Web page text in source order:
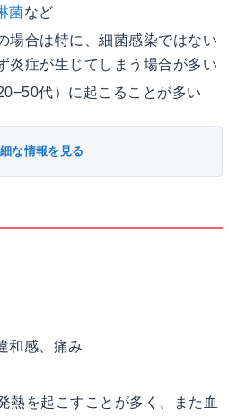
菌など
場合は特に、細菌感染ではない
炎症が生じてしまう場合が多い
代）に起こることが多い
な情報を見る
和感、痛み
熱を起こすことが多く、また血